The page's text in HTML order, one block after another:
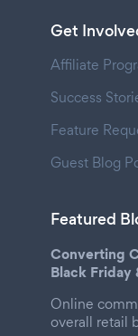
Get
Affiliate
Success
Feature
Guest Blog
Featured
Converting
Black Friday
Online
overall retail